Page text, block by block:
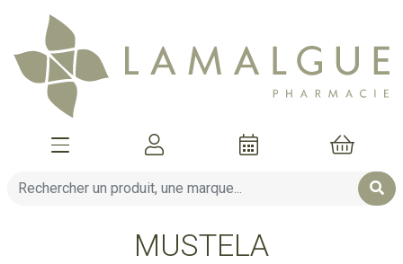
Afficher la navigation
Mon
MUSTELA